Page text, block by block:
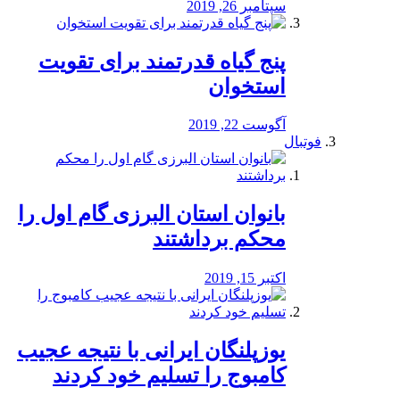
سپتامبر 26, 2019
پنج گیاه قدرتمند برای تقویت
استخوان
آگوست 22, 2019
فوتبال
بانوان استان البرزی گام اول را
محكم برداشتند
اکتبر 15, 2019
یوزپلنگان ایرانی با نتیجه عجیب
کامبوج را تسلیم خود کردند